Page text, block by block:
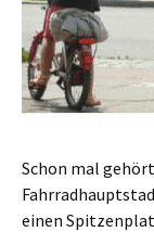
Schon mal
einen